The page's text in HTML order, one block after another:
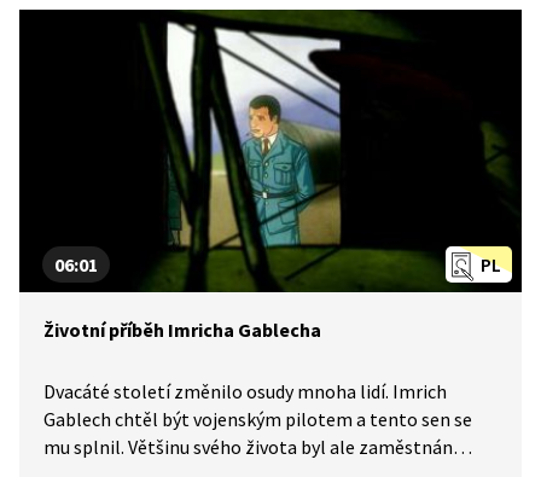
PL
06:01
Životní příběh Imricha Gablecha
Dvacáté století změnilo osudy mnoha lidí. Imrich
Gablech chtěl být vojenským pilotem a tento sen se
mu splnil. Většinu svého života byl ale zaměstnán